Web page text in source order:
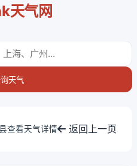
天气网
天气
查看天气详情 返回上一页